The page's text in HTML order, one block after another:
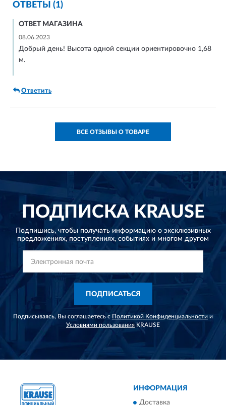
ОТВЕТЫ (1)
ОТВЕТ МАГАЗИНА
08.06.2023
Добрый день! Высота одной секции ориентировочно 1,68
м.
Ответить
ВСЕ ОТЗЫВЫ О ТОВАРЕ
ПОДПИСКАKRAUSE
Подпишись, чтобы получать информацию о эксклюзивных
предложениях, поступлениях, событиях и многом другом
ПОДПИСАТЬСЯ
Подписываясь, Вы соглашаетесь с Политикой Конфиденциальности и
Условиями пользования KRAUSE
ИНФОРМАЦИЯ
Доставка